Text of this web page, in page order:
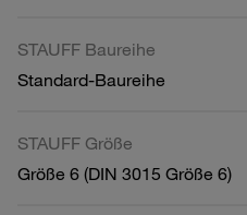
STAUFF Baureihe
Standard-Baureihe
STAUFF Größe
Größe 6 (DIN 3015 Größe 6)